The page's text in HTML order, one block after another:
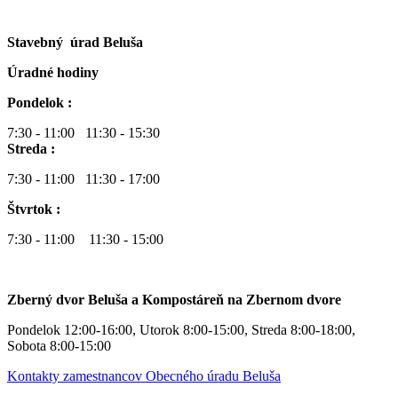
Stavebný úrad Beluša
Úradné hodiny
Pondelok :
7:30 - 11:00 11:30 - 15:30
Streda :
7:30 - 11:00 11:30 - 17:00
Štvrtok :
7:30 - 11:00 11:30 - 15:00
Zberný dvor Beluša a Kompostáreň na Zbernom dvore
Pondelok 12:00-16:00, Utorok 8:00-15:00, Streda 8:00-18:00,
Sobota 8:00-15:00
Kontakty zamestnancov Obecného úradu Beluša